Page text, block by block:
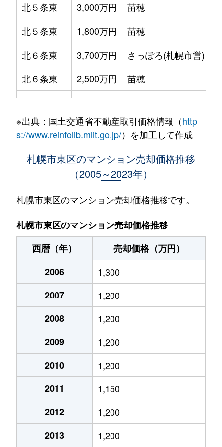
北５条東
3,000万円 苗穂
北５条東
1,800万円 苗穂
北６条東
3,700万円 さっぽろ(札幌市営)
北６条東
2,500万円 苗穂
北６条東
3,400万円 東区役所前
3,700万円 東区役所前
北６条東
3,400万円 東区役所前
北７条東
4,900万円 札幌(ＪＲ)
北７条東
3,500万円 東区役所前
北８条東
1,200万円
北８条東
1,400万円
北８条東
390万円
北８条東
390万円
北８条東
300万円
北８条東
3,000万円
北８条東
2,600万円
北９条東
3,400万円
※出典：国土交通省不動産取引価格情報（http
s://www.reinfolib.mlit.go.jp/）を加工して作成
札幌市東区のマンション売却価格推移
（2005～2023年）
札幌市東区のマンション売却価格推移です。
札幌市東区のマンション売却価格推移
西暦（年）
売却価格（万円）
2006
1,300
2007
1,200
2008
1,200
2009
1,200
2010
1,200
2011
1,150
2012
1,200
2013
1,200